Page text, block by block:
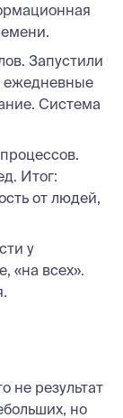
Запустили
ежедневные
Система
Итог:
от людей,
у
«на всех».
не результат
но